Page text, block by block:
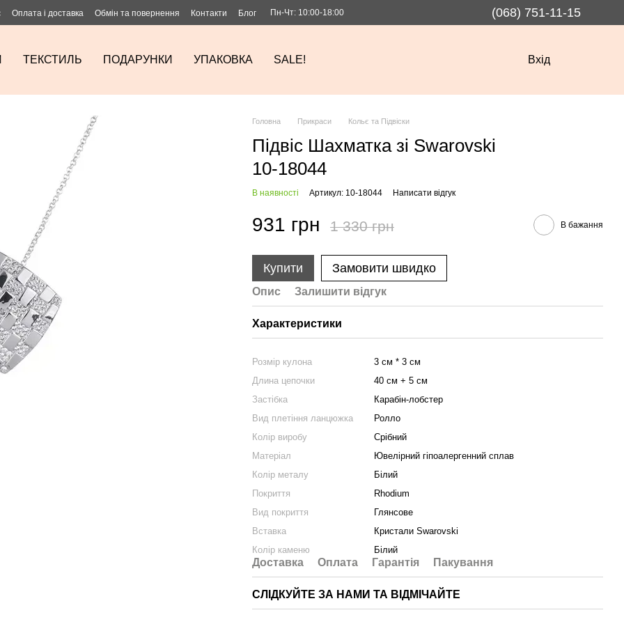
Оплата і доставка Обмін та повернення Контакти Блог Пн-Чт: 10:00-18:00 (068) 751-11-15
ТЕКСТИЛЬ ПОДАРУНКИ УПАКОВКА SALE! Вхід
Головна Прикраси Кольє та Підвіски
Підвіс Шахматка зі Swarovski
10-18044
В наявності Артикул: 10-18044 Написати відгук
931 грн 1 330 грн В бажання
Купити Замовити швидко
Опис Залишити вiдгук
Характеристики
Розмір кулона
3 см * 3 см
Длина цепочки
40 см + 5 см
Застібка
Карабін-лобстер
Вид плетіння ланцюжка
Ролло
Колір виробу
Срібний
Матеріал
Ювелірний гіпоалергенний сплав
Колір металу
Білий
Покриття
Rhodium
Вид покриття
Глянсове
Вставка
Кристали Swarovski
Колір каменю
Білий
Доставка Оплата Гарантія Пакування
СЛІДКУЙТЕ ЗА НАМИ ТА ВІДМІЧАЙТЕ